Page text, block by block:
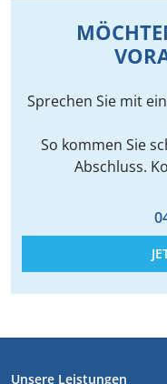
Sprechen Sie mit
So kommen Sie
Abschluss.
FUSSZEILE
Unsere Leistungen